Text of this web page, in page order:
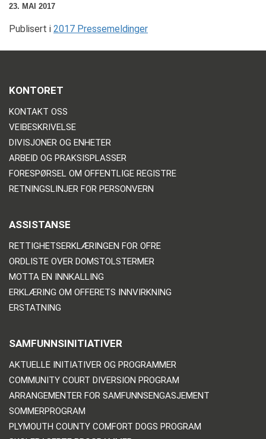
23. MAI 2017
Publisert i 2017 Pressemeldinger
KONTORET
KONTAKT OSS
VEIBESKRIVELSE
DIVISJONER OG ENHETER
ARBEID OG PRAKSISPLASSER
FORESPØRSEL OM OFFENTLIGE REGISTRE
RETNINGSLINJER FOR PERSONVERN
ASSISTANSE
RETTIGHETSERKLÆRINGEN FOR OFRE
ORDLISTE OVER DOMSTOLSTERMER
MOTTA EN INNKALLING
ERKLÆRING OM OFFERETS INNVIRKNING
ERSTATNING
SAMFUNNSINITIATIVER
AKTUELLE INITIATIVER OG PROGRAMMER
COMMUNITY COURT DIVERSION PROGRAM
ARRANGEMENTER FOR SAMFUNNSENGASJEMENT
SOMMERPROGRAM
PLYMOUTH COUNTY COMFORT DOGS PROGRAM